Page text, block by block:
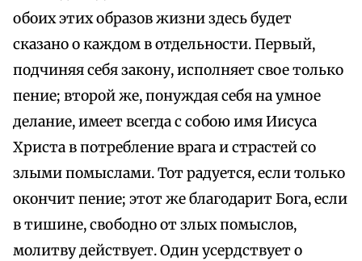
обоих этих образов жизни здесь будет
сказано о каждом в отдельности. Первый,
подчиняя себя закону, исполняет свое только
пение; второй же, понуждая себя на умное
делание, имеет всегда с собою имя Иисуса
Христа в потребление врага и страстей со
злыми помыслами. Тот радуется, если только
окончит пение; этот же благодарит Бога, если
в тишине, свободно от злых помыслов,
молитву действует. Один усердствует о